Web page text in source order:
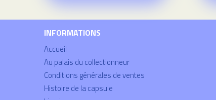
INFORMATIONS
Accueil
Au palais du collectionneur
Conditions générales de ventes
Histoire de la capsule